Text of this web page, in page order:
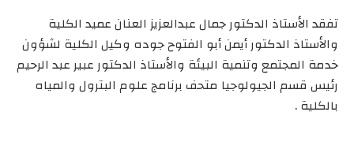
تفقد الأستاذ الدكتور جمال عبدالعزيز العنان عميد الكلية
والأستاذ الدكتور أيمن أبو الفتوح جوده وكيل الكلية لشؤون
خدمة المجتمع وتنمية البيئة والأستاذ الدكتور عبير عبد الرحيم
رئيس قسم الجيولوجيا متحف برنامج علوم البترول والمياه
بالكلية .